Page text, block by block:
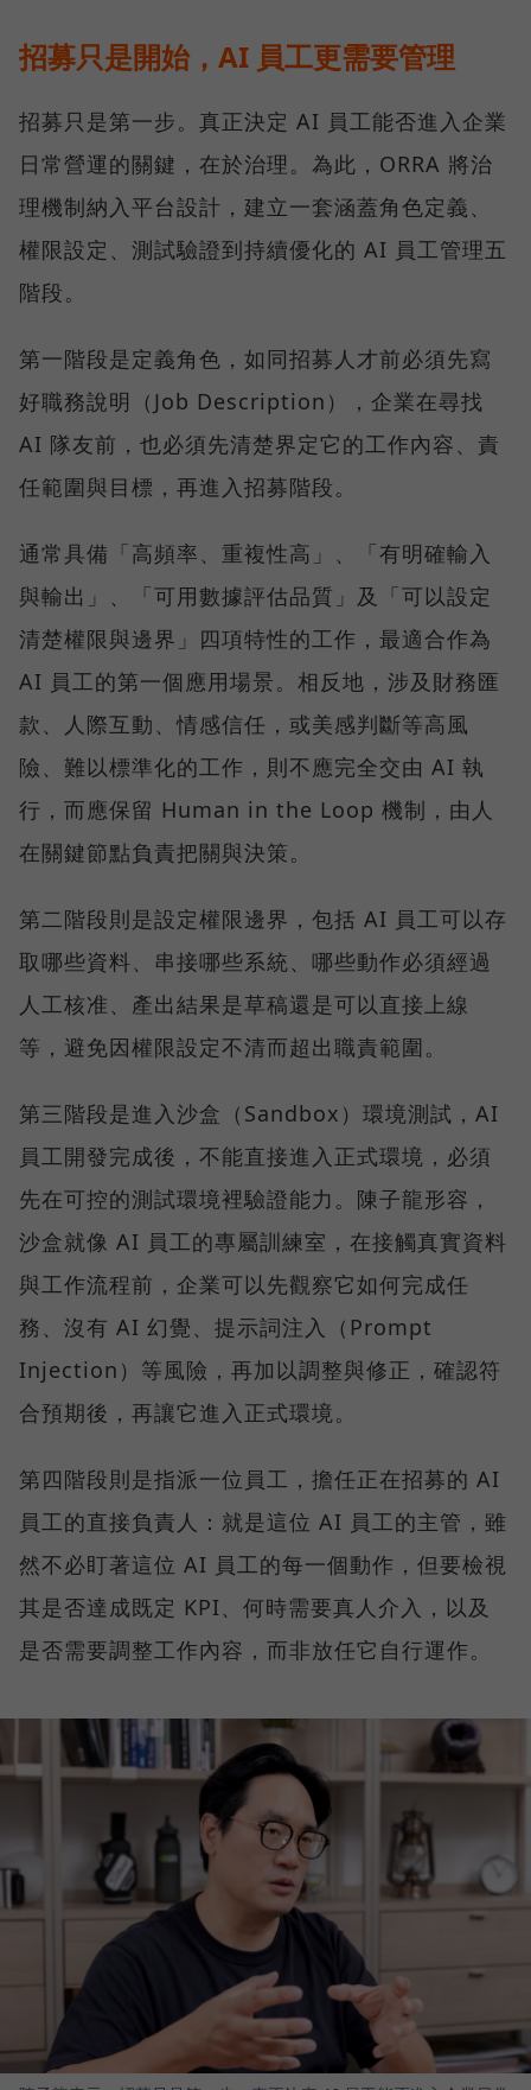
招募只是開始，AI 員工更需要管理
招募只是第一步。真正決定 AI 員工能否進入企業
日常營運的關鍵，在於治理。為此，ORRA 將治
理機制納入平台設計，建立一套涵蓋角色定義、
權限設定、測試驗證到持續優化的 AI 員工管理五
階段。
第一階段是定義角色，如同招募人才前必須先寫
好職務說明（Job Description），企業在尋找
AI 隊友前，也必須先清楚界定它的工作內容、責
任範圍與目標，再進入招募階段。
通常具備「高頻率、重複性高」、「有明確輸入
與輸出」、「可用數據評估品質」及「可以設定
清楚權限與邊界」四項特性的工作，最適合作為
AI 員工的第一個應用場景。相反地，涉及財務匯
款、人際互動、情感信任，或美感判斷等高風
險、難以標準化的工作，則不應完全交由 AI 執
行，而應保留 Human in the Loop 機制，由人
在關鍵節點負責把關與決策。
第二階段則是設定權限邊界，包括 AI 員工可以存
取哪些資料、串接哪些系統、哪些動作必須經過
人工核准、產出結果是草稿還是可以直接上線
等，避免因權限設定不清而超出職責範圍。
第三階段是進入沙盒（Sandbox）環境測試，AI
員工開發完成後，不能直接進入正式環境，必須
先在可控的測試環境裡驗證能力。陳子龍形容，
沙盒就像 AI 員工的專屬訓練室，在接觸真實資料
與工作流程前，企業可以先觀察它如何完成任
務、沒有 AI 幻覺、提示詞注入（Prompt
Injection）等風險，再加以調整與修正，確認符
合預期後，再讓它進入正式環境。
第四階段則是指派一位員工，擔任正在招募的 AI
員工的直接負責人：就是這位 AI 員工的主管，雖
然不必盯著這位 AI 員工的每一個動作，但要檢視
其是否達成既定 KPI、何時需要真人介入，以及
是否需要調整工作內容，而非放任它自行運作。